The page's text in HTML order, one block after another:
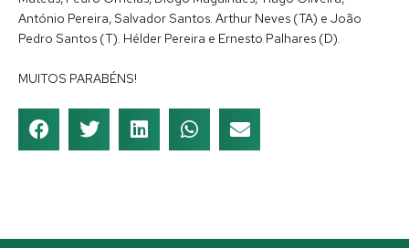
António Pereira, Salvador Santos. Arthur Neves (TA) e João
Pedro Santos (T). Hélder Pereira e Ernesto Palhares (D).
MUITOS PARABÉNS!